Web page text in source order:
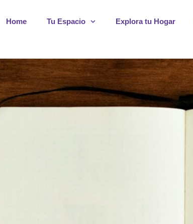
Home Tu Espacio Explora tu Hogar